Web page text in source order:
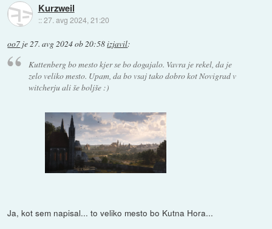
Kurzweil
::27. avg 2024, 21:20
oo7 je27. avg 2024 ob 20:58izjavil:
Kuttenberg bo mesto kjer se bo dogajalo. Vavra je rekel, da je
zelo veliko mesto. Upam, da bo vsaj tako dobro kot Novigrad v
witcherju ali še boljše :)
Ja, kot sem napisal... to veliko mesto bo Kutna Hora...